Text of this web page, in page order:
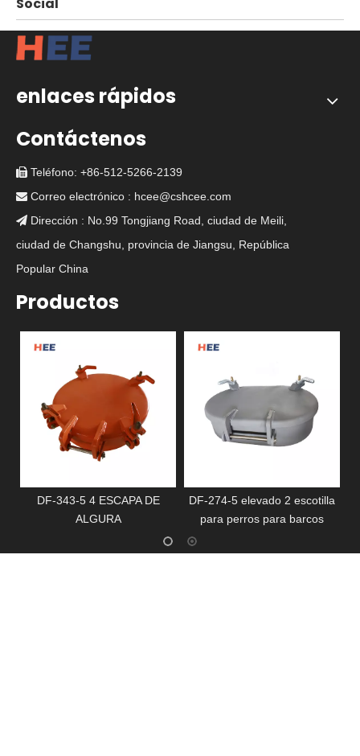
enlaces rápidos
Contáctenos
 Teléfono: +86-512-5266-2139
 Correo electrónico : hcee@cshcee.com
 Dirección : No.99 Tongjiang Road, ciudad de Meili,
ciudad de Changshu, provincia de Jiangsu, República
Popular China
Productos
DF-343-5 4 ESCAPA DE
ALGURA
DF-274-5 elevado 2 escotilla
para perros para barcos